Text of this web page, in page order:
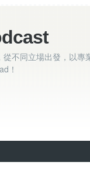
不同立場出發，以專
！